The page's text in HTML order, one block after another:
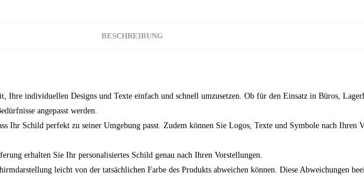
BESCHREIBUNG
Ihre individuellen Designs und Texte einfach und schnell umzusetzen. Ob für den Einsatz in Büros,
angepasst werden.
Ihr Schild perfekt zu seiner Umgebung passt. Zudem können Sie Logos, Texte und Symbole nach Ihren
erhalten Sie Ihr personalisiertes Schild genau nach Ihren Vorstellungen.
leicht von der tatsächlichen Farbe des Produkts abweichen können. Diese Abweichungen